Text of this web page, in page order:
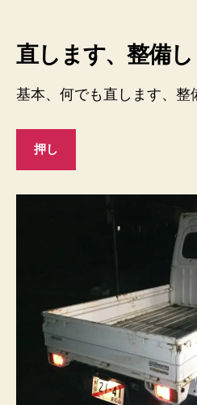
直します、整備
基本、何でも直します、整
押し